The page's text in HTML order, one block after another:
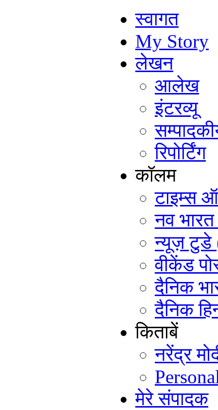
स्वागत
My Story
लेखन
आलेख
इंटरव्यू
रिपोर्टिंग
कॉलम
टाइम्स
नव भारत
न्यूज़ टुडे
वीकेंड
दैनिक
दैनिक
किताबें
नरेंद्र
मेरे संपादक